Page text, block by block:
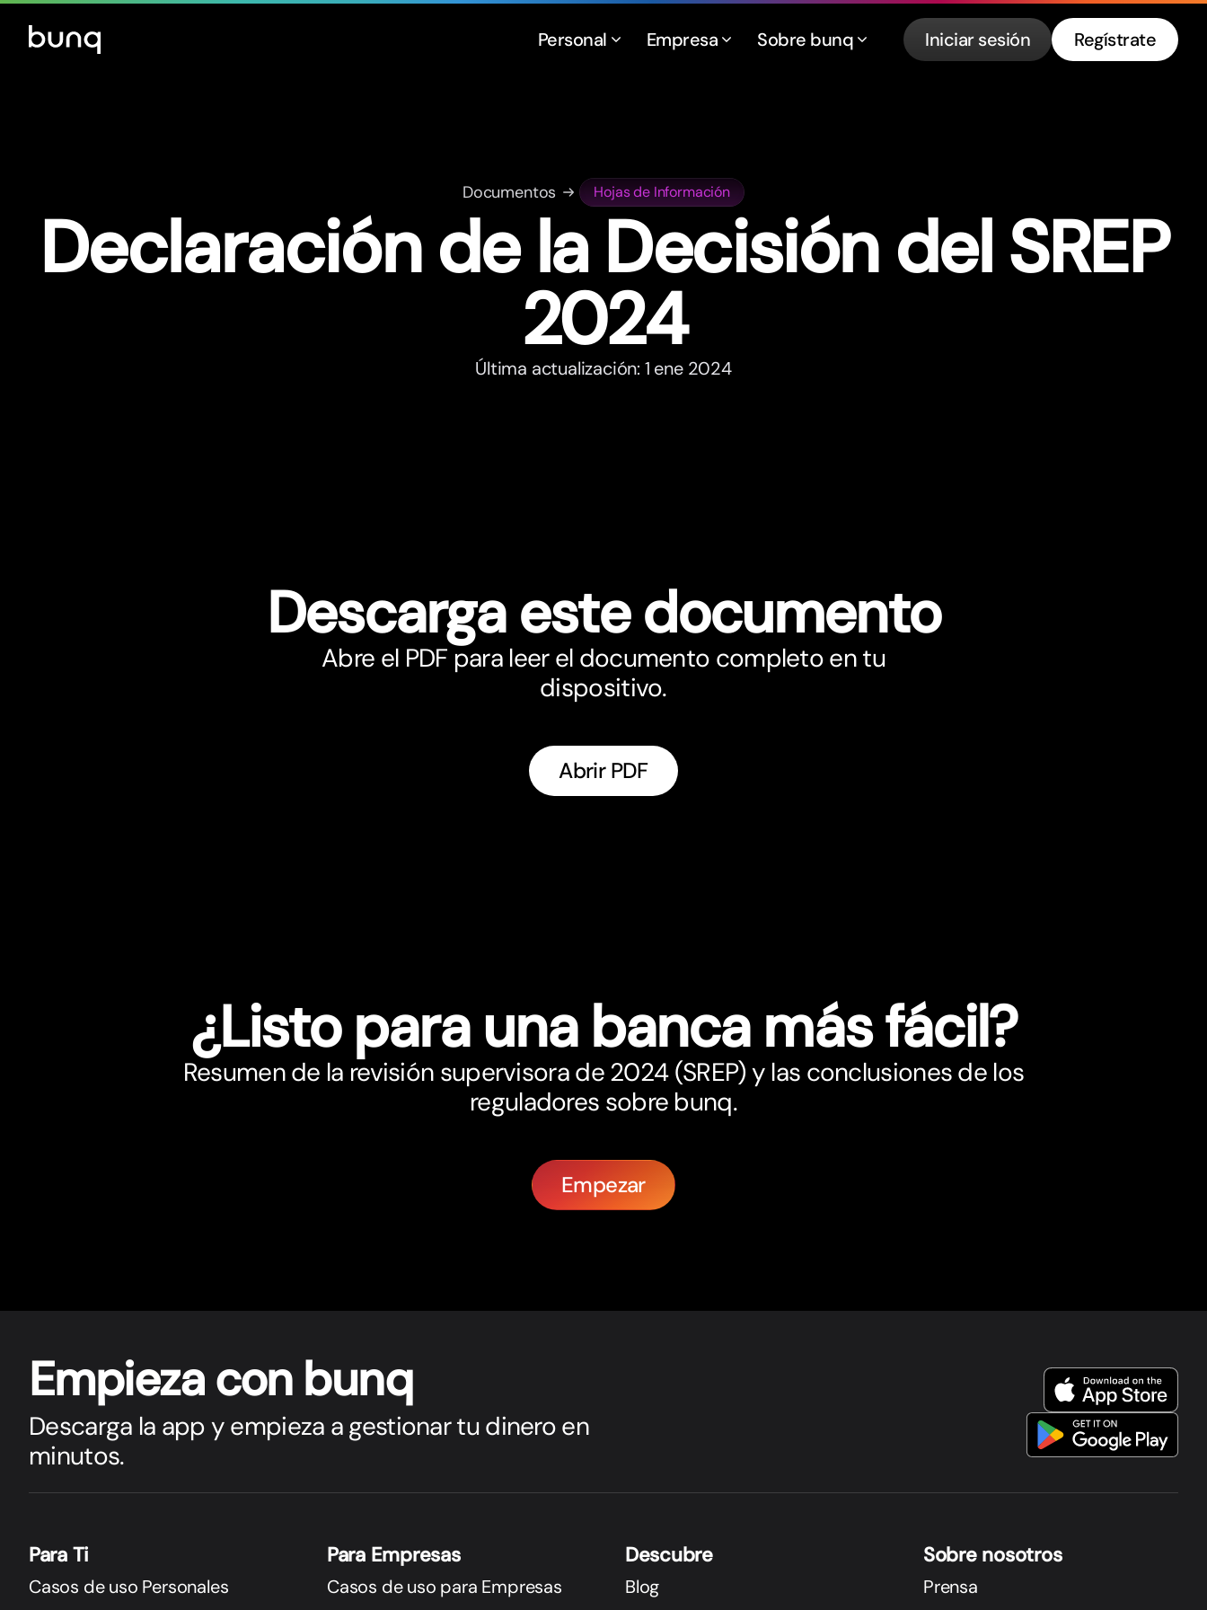
Personal Empresa Sobre bunq Iniciar sesión Regístrate
Documentos Hojas de Información
Declaración de la Decisión del SREP
2024
Última actualización: 1 ene 2024
Descarga este documento
Abre el PDF para leer el documento completo en tu
dispositivo.
Abrir PDF
¿Listo para una banca más fácil?
Resumen de la revisión supervisora de 2024 (SREP) y las conclusiones de los
reguladores sobre bunq.
Empezar
Empieza con bunq
Descarga la app y empieza a gestionar tu dinero en
minutos.
Para Ti
Casos de uso Personales
Para Empresas
Casos de uso para Empresas
Descubre
Blog
Sobre nosotros
Prensa